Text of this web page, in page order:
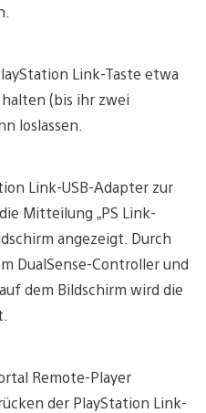
Link-Taste etwa
(bis ihr zwei
loslassen.
Link-USB-Adapter zur
Mitteilung „PS Link-
angezeigt. Durch
DualSense-Controller und
dem Bildschirm wird die
Remote-Player
der PlayStation Link-